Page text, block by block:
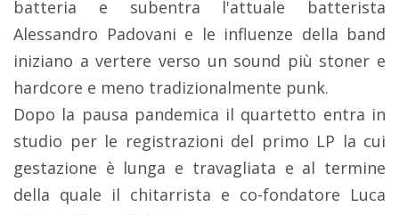
batteria e subentra l'attuale batterista
Alessandro Padovani e le influenze della band
iniziano a vertere verso un sound più stoner e
hardcore e meno tradizionalmente punk.
Dopo la pausa pandemica il quartetto entra in
studio per le registrazioni del primo LP la cui
gestazione è lunga e travagliata e al termine
della quale il chitarrista e co-fondatore Luca